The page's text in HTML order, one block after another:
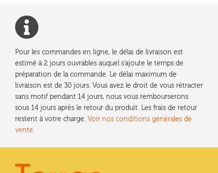
Pour les commandes en ligne, le délai de livraison est
estimé à 2 jours ouvrables auquel s'ajoute le temps de
préparation de la commande. Le délai maximum de
livraison est de 30 jours. Vous avez le droit de vous rétracter
sans motif pendant 14 jours, nous vous rembourserons
sous 14 jours après le retour du produit. Les frais de retour
restent à votre charge. Voir nos conditions générales de
vente.